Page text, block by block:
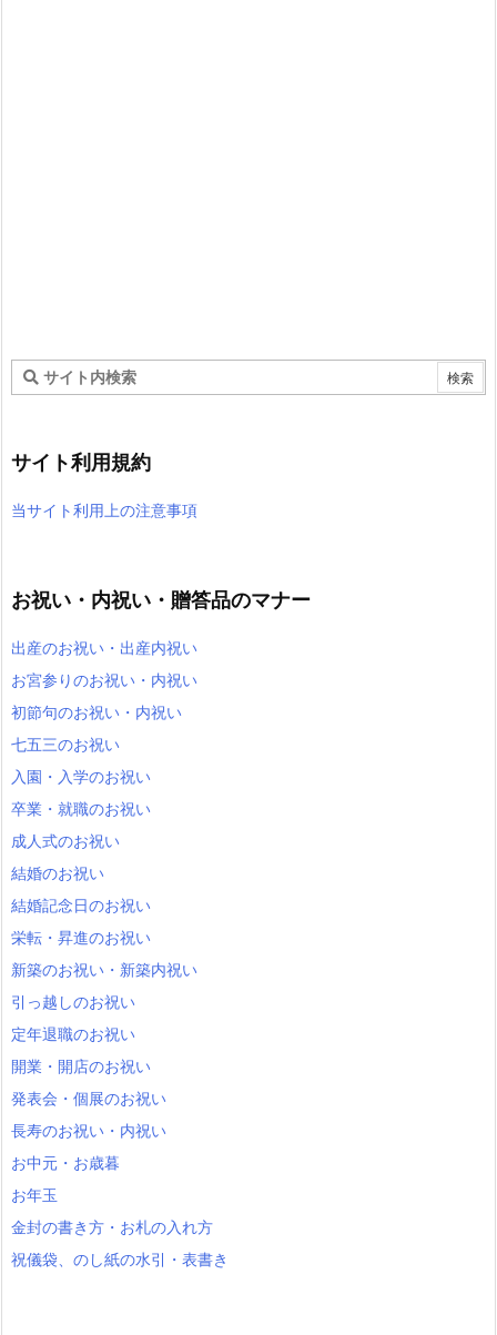
サイト利用規約
当サイト利用上の注意事項
お祝い・内祝い・贈答品のマナー
出産のお祝い・出産内祝い
お宮参りのお祝い・内祝い
初節句のお祝い・内祝い
七五三のお祝い
入園・入学のお祝い
卒業・就職のお祝い
成人式のお祝い
結婚のお祝い
結婚記念日のお祝い
栄転・昇進のお祝い
新築のお祝い・新築内祝い
引っ越しのお祝い
定年退職のお祝い
開業・開店のお祝い
発表会・個展のお祝い
長寿のお祝い・内祝い
お中元・お歳暮
お年玉
金封の書き方・お札の入れ方
祝儀袋、のし紙の水引・表書き